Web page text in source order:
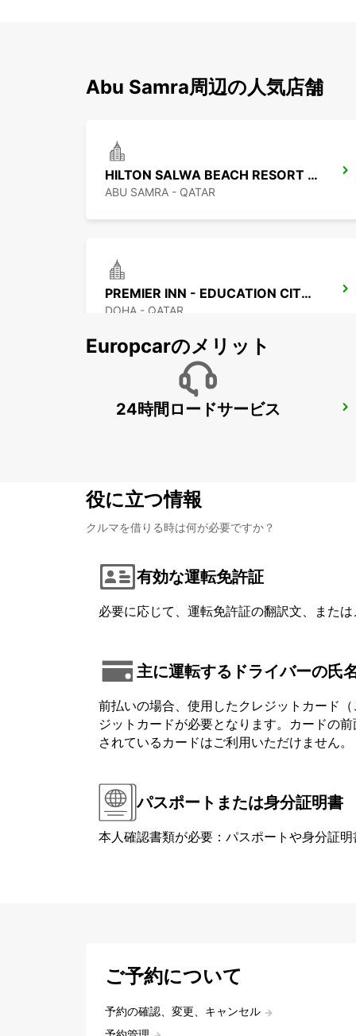
Abu Samra周辺の人気店舗
HILTON SALWA BEACH RESORT CHAUF DV
ABU SAMRA - QATAR
PREMIER INN - EDUCATION CITY CHF DRIV
DOHA - QATAR
DUSIT DOHA HOTEL WEST BAY
Europcarのメリット
24時間ロードサービス
役に立つ情報
クルマを借りる時は何が必要ですか？
有効な運転免許証
必要に応じて、運転免許証の翻訳文、また
主に運転するドライバーの氏
前払いの場合、使用したクレジットカード
ジットカードが必要となります。カードの
されているカードはご利用いただけません。
パスポートまたは身分証明書
本人確認書類が必要：パスポートや身分証
ご予約について
予約の確認、変更、キャンセル